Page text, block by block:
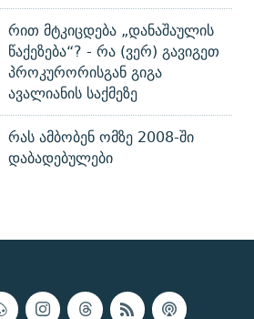
რით მტკიცდება „დანაშაულის
წაქეზება“? - რა (ვერ) გავიგეთ
პროკურორისგან გიგა
ავალიანის საქმეზე
რას ამბობენ ომზე 2008-ში
დაბადებულები